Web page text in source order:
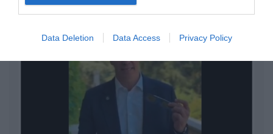
Data Deletion Data Access Privacy Policy
Argumentos